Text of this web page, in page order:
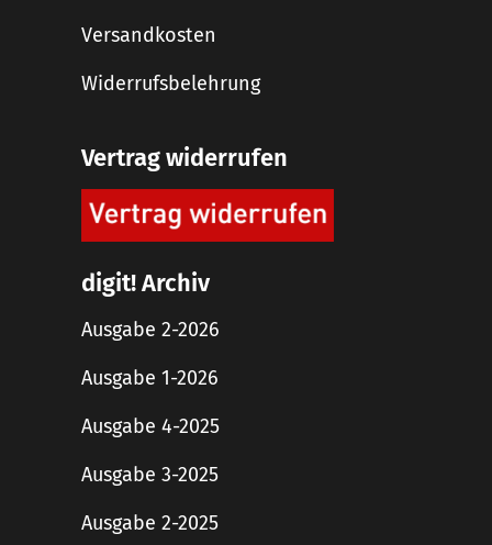
Versandkosten
Widerrufsbelehrung
Vertrag widerrufen
digit! Archiv
Ausgabe 2-2026
Ausgabe 1-2026
Ausgabe 4-2025
Ausgabe 3-2025
Ausgabe 2-2025